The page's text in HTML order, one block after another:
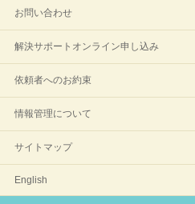
お問い合わせ
解決サポートオンライン申し込み
依頼者へのお約束
情報管理について
サイトマップ
English